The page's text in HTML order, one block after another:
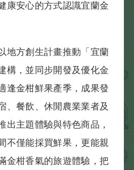
康安心的方式認識宜蘭金
地方創生計畫推動「宜蘭
構，並同步開發及優化金
逢金柑鮮果產季，成果發
、餐飲、休閒農業業者及
出主題體驗與特色商品，
不僅能採買鮮果，更能親
金柑香氣的旅遊體驗，把